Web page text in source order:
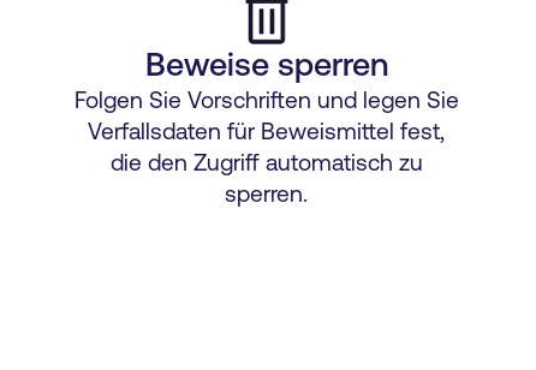
Beweise sperren
Folgen Sie Vorschriften und legen Sie
Verfallsdaten für Beweismittel fest,
die den Zugriff automatisch zu
sperren.